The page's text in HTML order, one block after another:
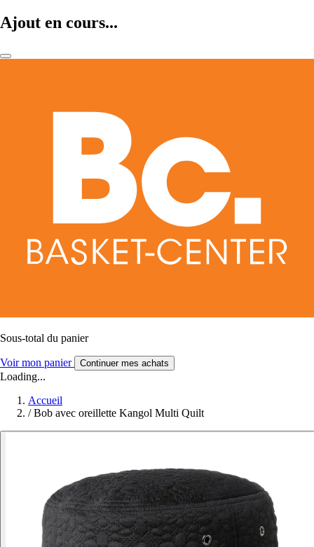
Ajout en cours...
Sous-total du panier
Voir mon panier Continuer mes achats
Loading...
Accueil
/ Bob avec oreillette Kangol Multi Quilt